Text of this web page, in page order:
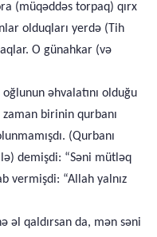
(müqəddəs torpaq) qırx
olduqları yerdə (Tih
O günahkar (və
əhvalatını olduğu
birinin qurbanı
(Qurbanı
demişdi: “Səni mütləq
vermişdi: “Allah yalnız
əl qaldırsan da, mən səni